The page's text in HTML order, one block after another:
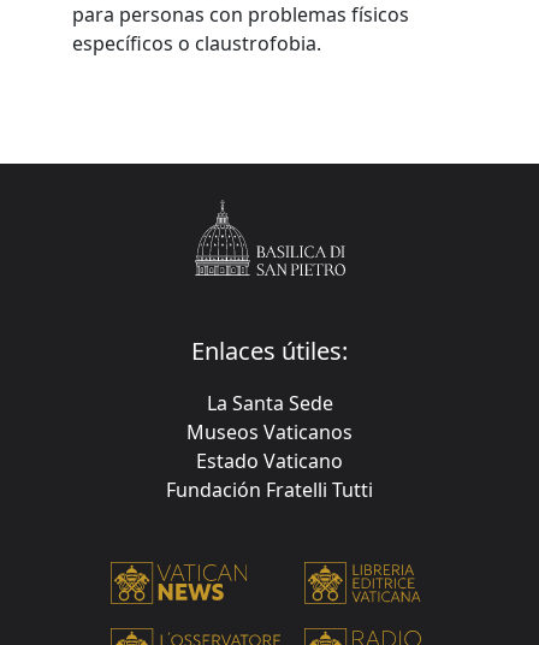
para personas con problemas físicos
específicos o claustrofobia.
Enlaces útiles:
La Santa Sede
Museos Vaticanos
Estado Vaticano
Fundación Fratelli Tutti